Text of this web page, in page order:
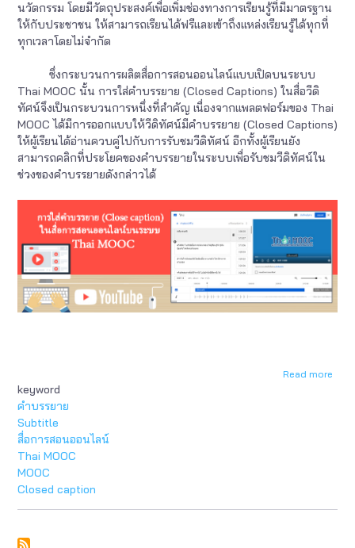
นวัตกรรม โดยมีวัตถุประสงค์เพื่อเพิ่มช่องทางการเรียนรู้ที่มีมาตรฐาน
ให้กับประชาชน ให้สามารถเรียนได้ฟรีและเข้าถึงแหล่งเรียนรู้ได้ทุกที่
ทุกเวลาโดยไม่จำกัด
ซึ่งกระบวนการผลิตสื่อการสอนออนไลน์แบบเปิดบนระบบ
Thai MOOC นั้น การใส่คำบรรยาย (Closed Captions) ในสื่อวีดิ
ทัศน์จึงเป็นกระบวนการหนึ่งที่สำคัญ เนื่องจากแพลตฟอร์มของ Thai
MOOC ได้มีการออกแบบให้วีดิทัศน์มีคำบรรยาย (Closed Captions)
ให้ผู้เรียนได้อ่านควบคู่ไปกับการรับชมวีดิทัศน์ อีกทั้งผู้เรียนยัง
สามารถคลิกที่ประโยคของคำบรรยายในระบบเพื่อรับชมวีดิทัศน์ใน
ช่วงของคำบรรยายดังกล่าวได้
Read more
keyword
คำบรรยาย
Subtitle
สื่อการสอนออนไลน์
Thai MOOC
MOOC
Closed caption